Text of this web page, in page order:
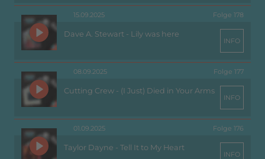
15.09.2025 Folge 178
Dave A. Stewart - Lily was here
INFO
08.09.2025 Folge 177
Cutting Crew - (I Just) Died in Your Arms
INFO
01.09.2025 Folge 176
Taylor Dayne - Tell It to My Heart
INFO